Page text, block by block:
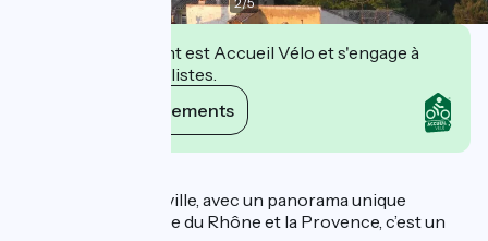
Cet établissement est Accueil Vélo et s'engage à
accueillir des cyclistes.
Voir ses engagements
Dominant toute la ville, avec un panorama unique
donnant sur la vallée du Rhône et la Provence, c’est un